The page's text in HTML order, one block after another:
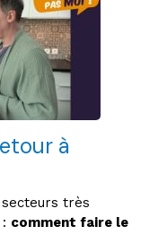
à
très
comment faire le